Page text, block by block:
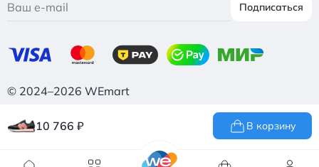
10 766 ₽ В корзину
Подписаться
© 2024–2026 WEmart